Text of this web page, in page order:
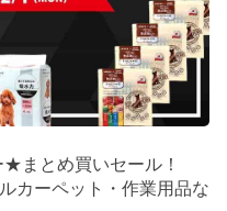
まとめ買いセール！
カーペット・作業用品な